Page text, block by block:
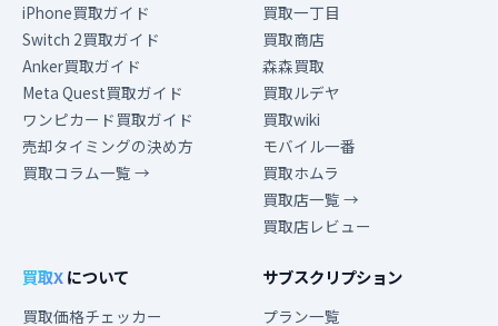
iPhone買取ガイド
Switch 2買取ガイド
Anker買取ガイド
Meta Quest買取ガイド
ワンピカード買取ガイド
売却タイミングの決め方
買取コラム一覧 →
買取一丁目
買取商店
森森買取
買取ルデヤ
買取wiki
モバイル一番
買取ホムラ
買取店一覧 →
買取店レビュー
買取Xについて
買取価格チェッカー
サブスクリプション
プラン一覧